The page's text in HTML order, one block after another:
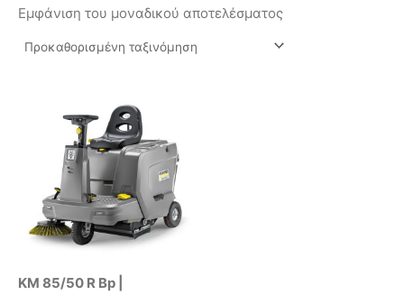
ΑΞΕΣΟΥΑΡ
ΚΑΘΑΡΙΣΤΙΚΑ
Εμφάνιση του μοναδικού αποτελέσματος
KM 85/50 R Bp |